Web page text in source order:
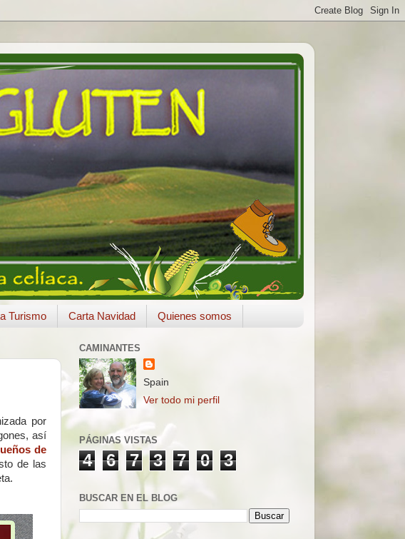
Turismo Carta Navidad Quienes somos
por
así
de
de las
CAMINANTES
Spain
Ver todo mi perfil
PÁGINAS VISTAS
4 6 7 3 7 0 3
BUSCAR EN EL BLOG